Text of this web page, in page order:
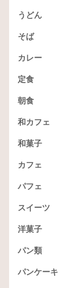
うどん
そば
カレー
定食
朝食
和カフェ
和菓子
カフェ
パフェ
スイーツ
洋菓子
パン類
パンケーキ